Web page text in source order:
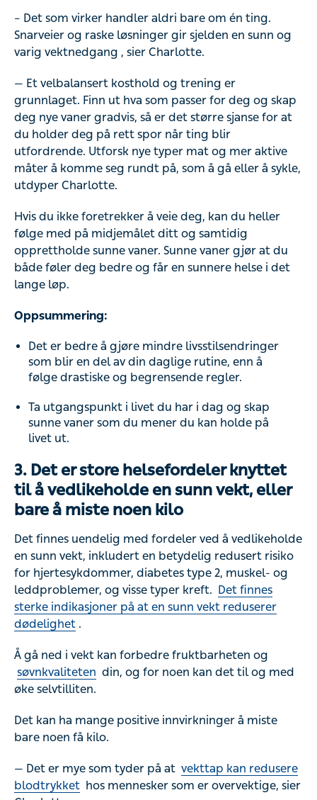
– Det som virker handler aldri bare om én ting.
Snarveier og raske løsninger gir sjelden en sunn og
varig vektnedgang , sier Charlotte.
— Et velbalansert kosthold og trening er
grunnlaget. Finn ut hva som passer for deg og skap
deg nye vaner gradvis, så er det større sjanse for at
du holder deg på rett spor når ting blir
utfordrende. Utforsk nye typer mat og mer aktive
måter å komme seg rundt på, som å gå eller å sykle,
utdyper Charlotte.
Hvis du ikke foretrekker å veie deg, kan du heller
følge med på midjemålet ditt og samtidig
opprettholde sunne vaner. Sunne vaner gjør at du
både føler deg bedre og får en sunnere helse i det
lange løp.
Oppsummering:
Det er bedre å gjøre mindre livsstilsendringer
som blir en del av din daglige rutine, enn å
følge drastiske og begrensende regler.
Ta utgangspunkt i livet du har i dag og skap
sunne vaner som du mener du kan holde på
livet ut.
3. Det er store helsefordeler knyttet
til å vedlikeholde en sunn vekt, eller
bare å miste noen kilo
Det finnes uendelig med fordeler ved å vedlikeholde
en sunn vekt, inkludert en betydelig redusert risiko
for hjertesykdommer, diabetes type 2, muskel- og
leddproblemer, og visse typer kreft. Det finnes
sterke indikasjoner på at en sunn vekt reduserer
dødelighet .
Å gå ned i vekt kan forbedre fruktbarheten og
søvnkvaliteten din, og for noen kan det til og med
øke selvtilliten.
Det kan ha mange positive innvirkninger å miste
bare noen få kilo.
— Det er mye som tyder på at vekttap kan redusere
blodtrykket hos mennesker som er overvektige, sier